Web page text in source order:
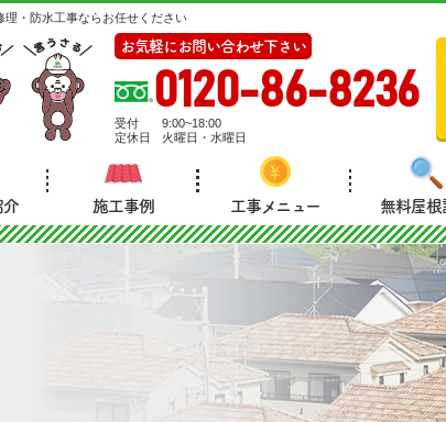
・防水工事ならお任せください
お気軽にお問い合わせ下さい
0120-86-8236
受付
9:00~18:00
定休日
火曜日・水曜日
介 施工事例 工事メニュー 無料屋根